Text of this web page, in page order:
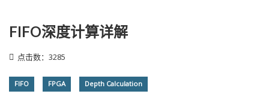
FIFO深度计算详解
点击数：3285
FIFO FPGA Depth Calculation